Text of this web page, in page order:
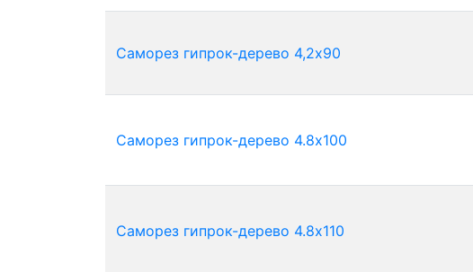
Саморез гипрок-дерево 4,2х90
Саморез гипрок-дерево 4.8х100
Саморез гипрок-дерево 4.8х110